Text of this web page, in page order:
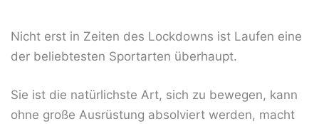
Nicht erst in Zeiten des Lockdowns ist Laufen eine
der beliebtesten Sportarten überhaupt.
Sie ist die natürlichste Art, sich zu bewegen, kann
ohne große Ausrüstung absolviert werden, macht